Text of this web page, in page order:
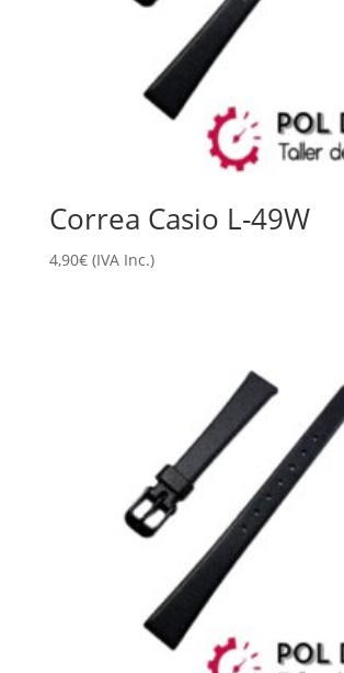
Correa Casio L-49W
4,90€ (IVA Inc.)